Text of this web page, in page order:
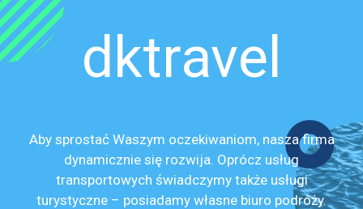
dktravel
Aby sprostać Waszym oczekiwaniom, nasza firma
dynamicznie się rozwija. Oprócz usług
transportowych świadczymy także usługi
turystyczne – posiadamy własne biuro podróży.